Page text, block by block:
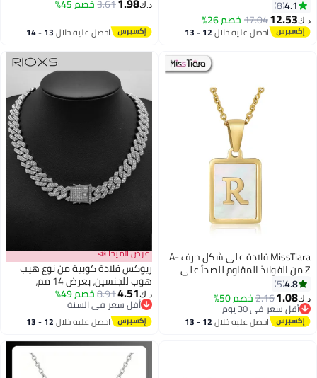
مع مشبك من الفضة الإسترلينية
وعلبة هدايا فاخرة
4.1
8
د.ك‏12.53
17.04خصم 26%
احصل عليه خلال 12 - 13
د.ك‏ 3.61خصم 45%
احصل عليه خلال 13 - 14
MissTiara قلادة على شكل حرف A-
Z من الفولاذ المقاوم للصدأ على
شكل مربع للفتيات والنساء، قلادة
على شكل حرف A-Z، فكرة جيدة
كهدية عيد ميلاد أو احتفالات التخرج
أو هدايا زملاء الدراسة
4.8
5
د.ك‏1.08
2.16خصم 50%
أقل سعر في 30 يوم
أقل سعر في 30 يوماحصل عليه خلال 12 - 13
عرض الميجا 📣
ريوكس قلادة كوبية من نوع هيب
هوب للجنسين، بعرض 14 مم،
بتصميم هندسي من أحجار الراين
المقطوعة على شكل الماس،
مصنوعة من مادة سبيكة مع قلادة
مرصعة بالماس، قطعة أزياء عصرية،
فضية اللون
د.ك‏4.51
8.91خصم 49%
أقل سعر في السنة
أقل سعر في السنة
احصل عليه خلال 12 - 13